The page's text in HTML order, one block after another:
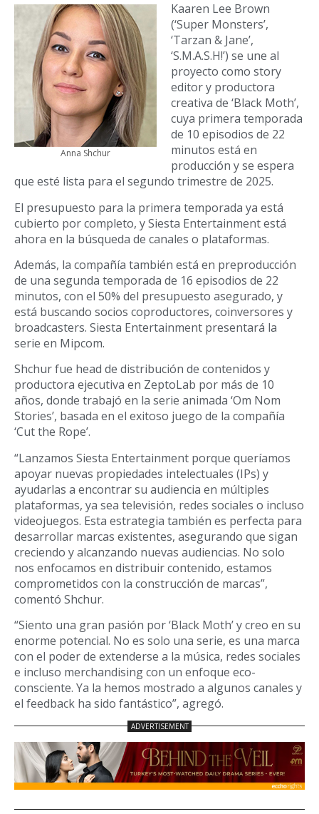
Anna Shchur
Kaaren Lee Brown
(‘Super Monsters’,
‘Tarzan & Jane’,
‘S.M.A.S.H!’) se une al
proyecto como story
editor y productora
creativa de ‘Black Moth’,
cuya primera temporada
de 10 episodios de 22
minutos está en
producción y se espera
que esté lista para el segundo trimestre de 2025.
El presupuesto para la primera temporada ya está
cubierto por completo, y Siesta Entertainment está
ahora en la búsqueda de canales o plataformas.
Además, la compañía también está en preproducción
de una segunda temporada de 16 episodios de 22
minutos, con el 50% del presupuesto asegurado, y
está buscando socios coproductores, coinversores y
broadcasters. Siesta Entertainment presentará la
serie en Mipcom.
Shchur fue head de distribución de contenidos y
productora ejecutiva en ZeptoLab por más de 10
años, donde trabajó en la serie animada ‘Om Nom
Stories’, basada en el exitoso juego de la compañía
‘Cut the Rope’.
“Lanzamos Siesta Entertainment porque queríamos
apoyar nuevas propiedades intelectuales (IPs) y
ayudarlas a encontrar su audiencia en múltiples
plataformas, ya sea televisión, redes sociales o incluso
videojuegos. Esta estrategia también es perfecta para
desarrollar marcas existentes, asegurando que sigan
creciendo y alcanzando nuevas audiencias. No solo
nos enfocamos en distribuir contenido, estamos
comprometidos con la construcción de marcas”,
comentó Shchur.
“Siento una gran pasión por ‘Black Moth’ y creo en su
enorme potencial. No es solo una serie, es una marca
con el poder de extenderse a la música, redes sociales
e incluso merchandising con un enfoque eco-
consciente. Ya la hemos mostrado a algunos canales y
el feedback ha sido fantástico”, agregó.